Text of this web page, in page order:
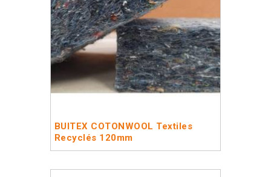
BUITEX COTONWOOL Textiles
Recyclés 120mm